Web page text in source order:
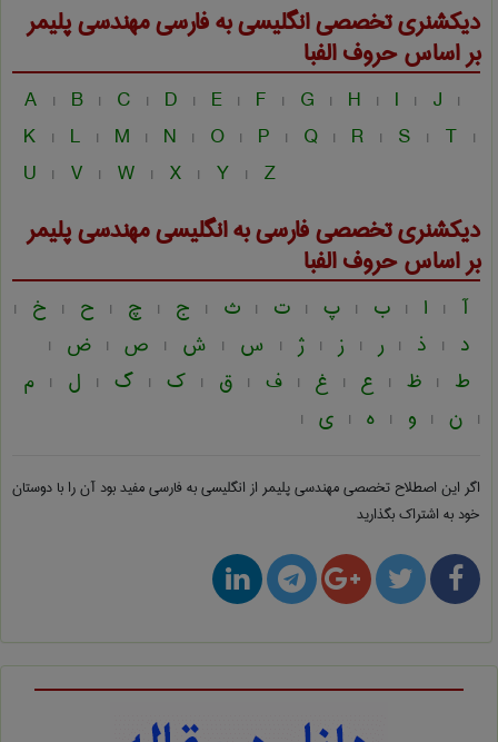
دیکشنری تخصصی انگلیسی به فارسیمهندسی پليمر
بر اساس حروف الفبا
A | B | C | D | E | F | G | H | I | J |
K | L | M | N | O | P | Q | R | S | T |
U | V | W | X | Y | Z
دیکشنری تخصصی فارسی به انگلیسیمهندسی پليمر
بر اساس حروف الفبا
آ | ا | ب | پ | ت | ث | ج | چ | ح | خ |
د | ذ | ر | ز | ژ | س | ش | ص | ض |
ط | ظ | ع | غ | ف | ق | ک | گ | ل | م
| ن | و | ه | ی |
اگر این اصطلاح تخصصیمهندسی پليمر از انگلیسی به فارسیمفید بود آن را با دوستان
خود به اشتراک بگذارید